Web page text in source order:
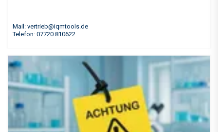
Mail: vertrieb@iqmtools.de
Telefon: 07720 810622